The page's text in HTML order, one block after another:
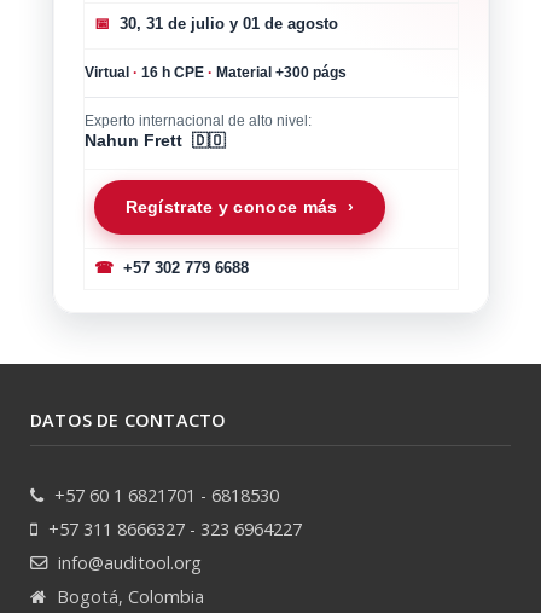
📅 30, 31 de julio y 01 de agosto
Virtual · 16 h CPE · Material +300 págs
Experto internacional de alto nivel:
Nahun Frett 🇩🇴
Regístrate y conoce más ›
☎+57 302 779 6688
DATOS DE CONTACTO
+57 60 1 6821701 - 6818530
+57 311 8666327 - 323 6964227
info@auditool.org
Bogotá, Colombia